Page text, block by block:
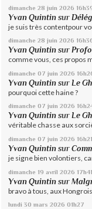
dimanche 28 juin 2026
Yvan Quintin sur
je suis très contentpour
dimanche 28 juin 2026
Yvan Quintin sur
comme vous, ces propos
dimanche 07 juin 2026
Yvan Quintin sur Le
pourquoi cette haine ?
dimanche 07 juin 2026
Yvan Quintin surLe
véritable chasse aux
dimanche 07 juin 2026 16h21
Yvan Quintin sur
je signe bien volontiers,
dimanche 19 avril 2026 17h41
Yvan Quintin sur
bravo à tous, aux
lundi 30 mars 2026 01h27